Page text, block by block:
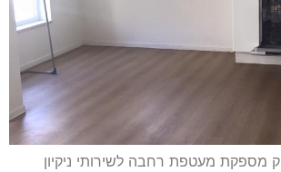
מספקת מעטפת רחבה לשירותי ניקיון